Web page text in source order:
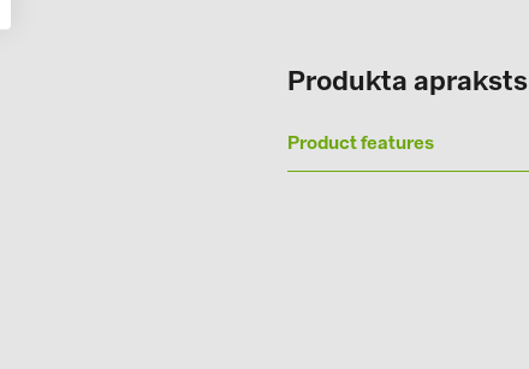
Solinteg (3)
Stäubli (2)
Produkta apraksts
Product features